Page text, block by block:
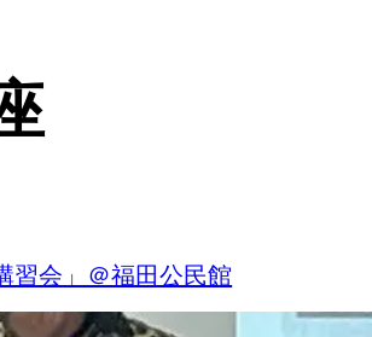
習会」＠福田公民館